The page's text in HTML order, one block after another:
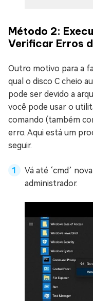
Método 2:
Verificar Erros
Outro motivo para a
qual o disco C cheio
pode ser devido a
você pode usar o
comando (também
erro. Aqui está um
seguir.
Vá até ‘cmd’
administrador.